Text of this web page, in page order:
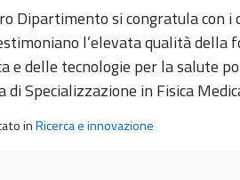
Dipartimento si congratula
l’elevata qualità della
e delle tecnologie per la salute
di Specializzazione in Fisica
inRicerca e innovazione